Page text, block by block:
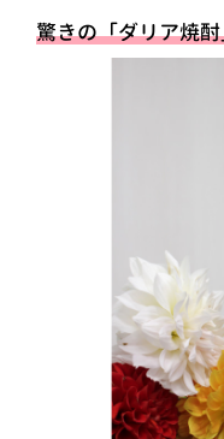
驚きの「ダリア焼